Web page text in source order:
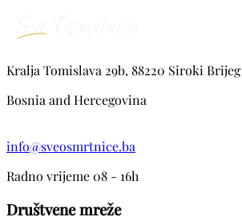
BOŽIJEM!
Kralja Tomislava 29b, 88220 Siroki Brijeg
Bosnia and Hercegovina
info@sveosmrtnice.ba
Radno vrijeme 08 - 16h
Društvene mreže